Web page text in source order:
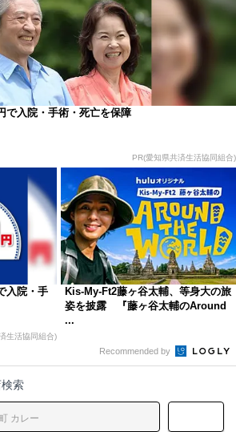
で入院・手術・死亡を保障
PR(愛知県共済生活協同組合)
入院・手
生活協同組合)
Kis-My-Ft2藤ヶ谷太輔、等身大の旅
姿を披露 『藤ヶ谷太輔のAround
...
Recommended by
索